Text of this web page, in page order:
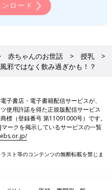
ロード
赤ちゃんのお世話
授乳
邪ではなく飲み過ぎかも！？
子書店・電子書籍配信サービスが、
使用許諾を得た正規版配信サービス
標（登録番号 第11091000号）です。
マークを掲示しているサービスの一覧
スト等のコンテンツの無断転載を禁じま